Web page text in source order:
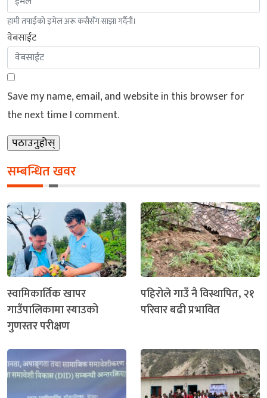
हामी तपाईंको इमेल अरू कसैसँग साझा गर्दैनौं।
वेबसाईट
Save my name, email, and website in this browser for
the next time I comment.
सम्बन्धित खवर
स्वामिकार्तिक खापर
गाउँपालिकामा स्याउको
गुणस्तर परीक्षण
पहिरोले गाउँ नै विस्थापित, २१
परिवार बढी प्रभावित